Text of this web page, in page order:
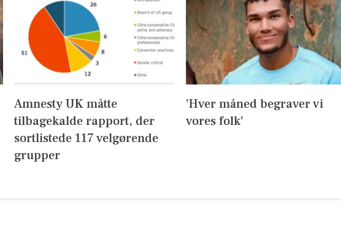
Amnesty UK måtte
tilbagekalde rapport, der
sortlistede 117 velgørende
grupper
’Hver måned begraver vi
vores folk’